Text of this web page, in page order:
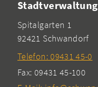
Spitalgarten 1
92421 Schwandorf
Telefon: 09431 45-0
Fax: 09431 45-100